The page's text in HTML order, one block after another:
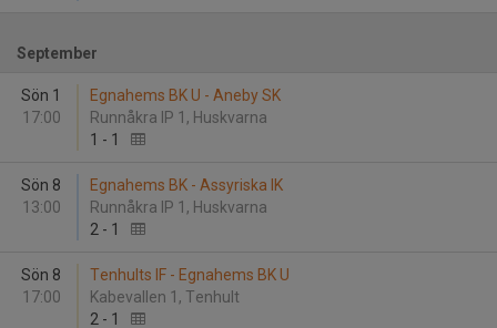
September
Sön 1
17:00
Egnahems BK U - Aneby SK
Runnåkra IP 1, Huskvarna
1 - 1
Sön 8
13:00
Egnahems BK - Assyriska IK
Runnåkra IP 1, Huskvarna
2 - 1
Sön 8
17:00
Tenhults IF - Egnahems BK U
Kabevallen 1, Tenhult
2 - 1